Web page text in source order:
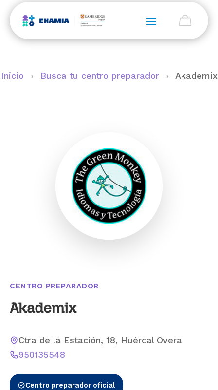
Inicio › Busca tu centro preparador › Akademix
CENTRO PREPARADOR
Akademix
Ctra de la Estación, 18, Huércal Overa
950135548
Centro preparador oficial